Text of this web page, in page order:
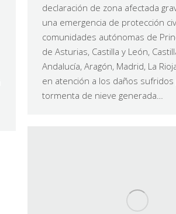
declaración de zona afectada
una emergencia de protección
comunidades autónomas de
de Asturias, Castilla y León,
Andalucía, Aragón, Madrid, La
en atención a los daños sufridos
tormenta de nieve generada…